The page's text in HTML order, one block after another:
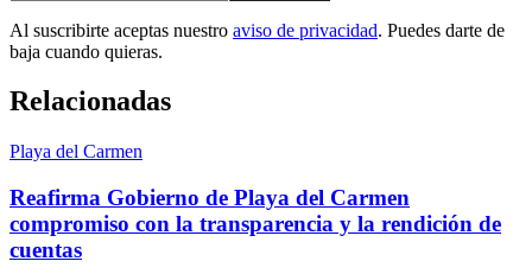
Al suscribirte aceptas nuestro aviso de privacidad. Puedes darte de
baja cuando quieras.
Relacionadas
Playa del Carmen
Reafirma Gobierno de Playa del Carmen
compromiso con la transparencia y la rendición de
cuentas